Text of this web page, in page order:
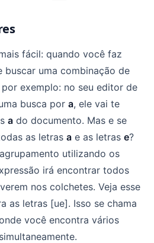
fácil: quando você faz
buscar uma combinação de
exemplo: no seu editor de
busca por a, ele vai te
a do documento. Mas e se
as letras a e as letras e?
utilizando os
irá encontrar todos
nos colchetes. Veja esse
as letras [ue]. Isso se chama
você encontra vários